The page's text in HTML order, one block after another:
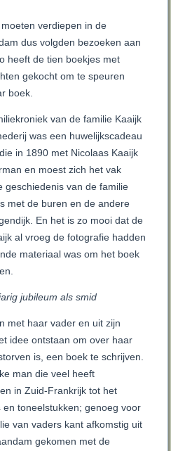
verdiepen in de
dus volgden bezoeken aan
heeft de tien boekjes met
gekocht om te speuren
boek.
van de familie Kaaijk
was een huwelijkscadeau
in 1890 met Nicolaas Kaaijk
en moest zich het vak
geschiedenis van de familie
met de buren en de andere
En het is zo mooi dat de
al vroeg de fotografie hadden
materiaal was om het boek
jubileum als smid
met haar vader en uit zijn
idee ontstaan om over haar
is, een boek te schrijven.
man die veel heeft
in Zuid-Frankrijk tot het
toneelstukken; genoeg voor
van vaders kant afkomstig uit
gekomen met de